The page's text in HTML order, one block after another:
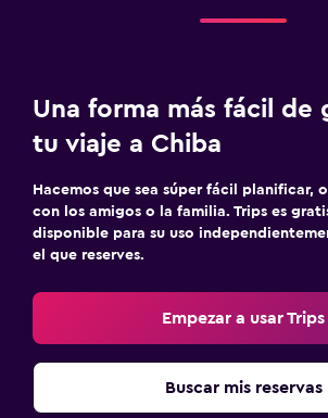
Una forma más fácil de
tu viaje a Chiba
Hacemos que sea súper fácil planificar,
con los amigos o la familia. Trips es
disponible para su uso
el que reserves.
Empezar a usar Trips
Buscar mis reservas